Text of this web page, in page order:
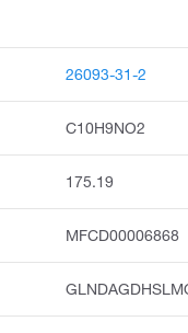
26093-31-2
C10H9NO2
175.19
MFCD00006868